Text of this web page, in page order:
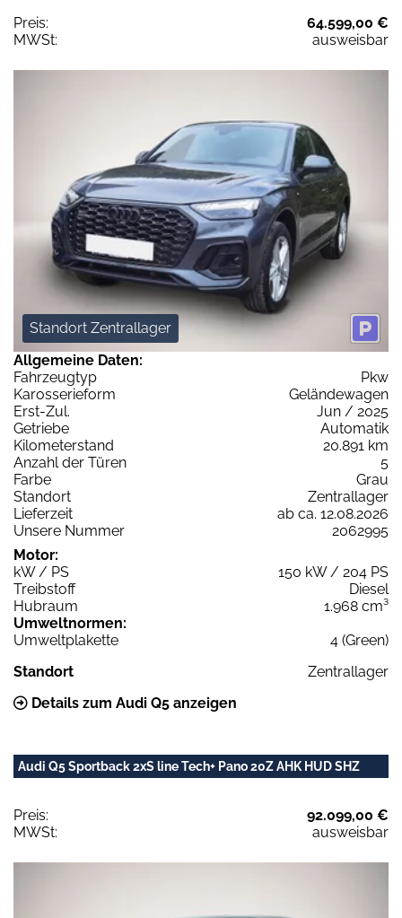
Preis:
64.599,00 €
MWSt:
ausweisbar
Standort Zentrallager
Allgemeine Daten:
Fahrzeugtyp
Pkw
Karosserieform
Geländewagen
Erst-Zul.
Jun / 2025
Getriebe
Automatik
Kilometerstand
20.891 km
Anzahl der Türen
5
Farbe
Grau
Standort
Zentrallager
Lieferzeit
ab ca. 12.08.2026
Unsere Nummer
2062995
Motor:
kW / PS
150 kW / 204 PS
Treibstoff
Diesel
Hubraum
1.968 cm³
Umweltnormen:
Umweltplakette
4 (Green)
Standort
Zentrallager
Details zum Audi Q5 anzeigen
Audi Q5 Sportback 2xS line Tech+ Pano 20Z AHK HUD SHZ
Preis:
92.099,00 €
MWSt:
ausweisbar